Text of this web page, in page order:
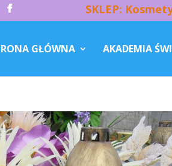
SKLEP:
GŁÓWNA AKADEMIA